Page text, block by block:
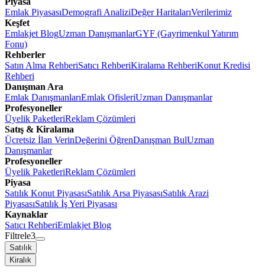
Emlak PiyasasıDemografi AnaliziDeğer HaritalarıVerilerimiz
Keşfet
Emlakjet BlogUzman DanışmanlarGYF (Gayrimenkul Yatırım
Fonu)
Rehberler
Satın Alma RehberiSatıcı RehberiKiralama RehberiKonut Kredisi
Rehberi
Danışman Ara
Emlak DanışmanlarıEmlak OfisleriUzman Danışmanlar
Profesyoneller
Üyelik PaketleriReklam Çözümleri
Satış & Kiralama
Ücretsiz İlan VerinDeğerini ÖğrenDanışman BulUzman
Danışmanlar
Profesyoneller
Üyelik PaketleriReklam Çözümleri
Piyasa
Satılık Konut PiyasasıSatılık Arsa PiyasasıSatılık Arazi
PiyasasıSatılık İş Yeri Piyasası
Kaynaklar
Satıcı RehberiEmlakjet Blog
Filtrele3
Satılık
Kiralık